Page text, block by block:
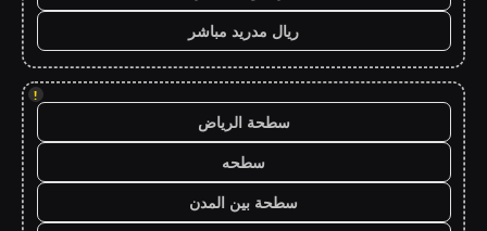
ريال مدريد مباشر
!
سطحة الرياض
سطحه
سطحة بين المدن